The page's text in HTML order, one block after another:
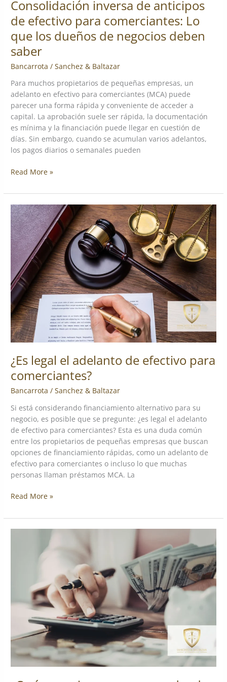
Consolidación inversa de anticipos
de efectivo para comerciantes: Lo
que los dueños de negocios deben
saber
Bancarrota /Sanchez & Baltazar
Para muchos propietarios de pequeñas empresas, un
adelanto en efectivo para comerciantes (MCA) puede
parecer una forma rápida y conveniente de acceder a
capital. La aprobación suele ser rápida, la documentación
es mínima y la financiación puede llegar en cuestión de
días. Sin embargo, cuando se acumulan varios adelantos,
los pagos diarios o semanales pueden
deben
saber
Read More »
¿Es legal el adelanto de efectivo para
comerciantes?
Bancarrota /Sanchez & Baltazar
Si está considerando financiamiento alternativo para su
negocio, es posible que se pregunte: ¿es legal el adelanto
de efectivo para comerciantes? Esta es una duda común
entre los propietarios de pequeñas empresas que buscan
opciones de financiamiento rápidas, como un adelanto de
efectivo para comerciantes o incluso lo que muchas
personas llaman préstamos MCA. La
¿Es
legal
el
adelanto
de
efectivo
para
comerciantes?
Read More »
una
deuda
anticipo
efectivo
para
un